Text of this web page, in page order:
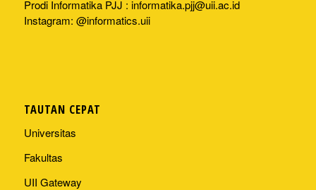
Prodi Informatika PJJ : informatika.pjj@uii.ac.id
Instagram: @informatics.uii
TAUTAN CEPAT
Universitas
Fakultas
UII Gateway